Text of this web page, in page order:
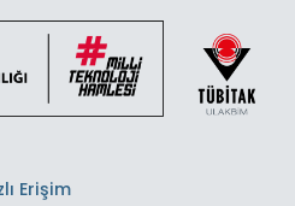
Erişim